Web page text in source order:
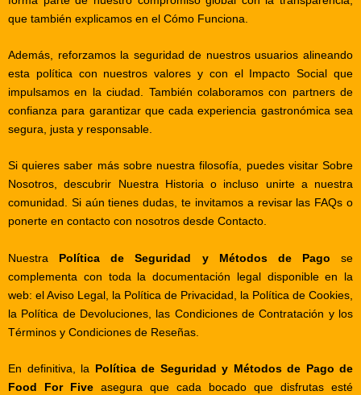
que también explicamos en el Cómo Funciona
Además, reforzamos la seguridad de nuestros usuarios alineando
esta política con nuestrosvalores y con el Impacto Social que
impulsamos en la ciudad. También colaboramos con partnersde
confianza para garantizar que cada experiencia gastronómica sea
segura, justa y responsable.
Si quieres saber más sobre nuestra filosofía, puedes visitar Sobre
Nosotros, descubrir Nuestra Historiao incluso unirtea nuestra
comunidad. Si aún tienes dudas, te invitamos a revisar las FAQs o
ponerte en contacto con nosotros desde Contacto.
Nuestra Política de Seguridad y Métodos de Pago se
complementa con toda la documentación legal disponible en la
web: elAviso Legal , la Política de Privacidad , la Política de Cookies
la Política de Devoluciones , las Condiciones de Contratación y los
Términos y Condiciones de Reseñas
En definitiva, la Política de Seguridad y Métodos de Pago de
Food For Five asegura que cada bocado que disfrutas esté